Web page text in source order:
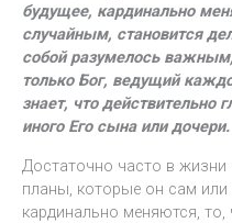
будущее, кардинально
случайным, становится
собой разумелось
только Бог, ведущий
знает, что действительно
иного Его сына или дочери.
Достаточно часто в жизни
планы, которые он сам или
кардинально меняются,